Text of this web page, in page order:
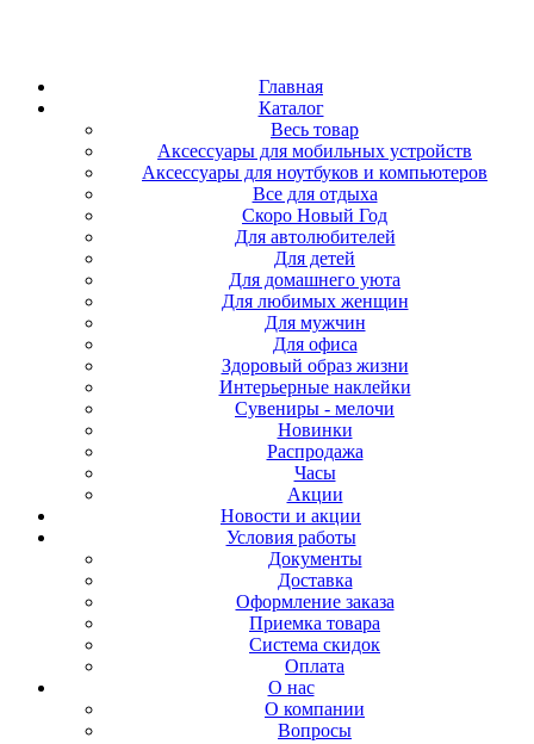
Главная
Каталог
Весь товар
Аксессуары для мобильных устройств
Аксессуары для ноутбуков и компьютеров
Все для отдыха
Скоро Новый Год
Для автолюбителей
Для детей
Для домашнего уюта
Для любимых женщин
Для мужчин
Для офиса
Здоровый образ жизни
Интерьерные наклейки
Сувениры - мелочи
Новинки
Распродажа
Часы
Акции
Новости и акции
Условия работы
Документы
Доставка
Оформление заказа
Приемка товара
Система скидок
Оплата
О нас
О компании
Вопросы